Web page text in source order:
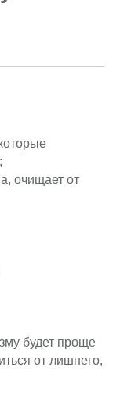
очищает от
будет проще
от лишнего,